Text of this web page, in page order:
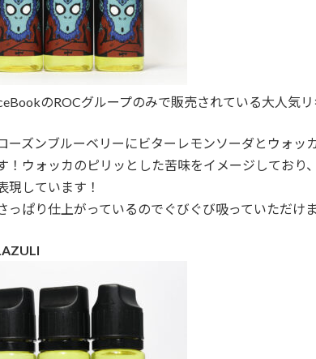
のROCグループのみで販売されている大人気
ーズンブルーベリーにビターレモンソーダとウォッ
！ウォッカのピリッとした苦味をイメージしており
現しています！
っぱり仕上がっているのでぐびぐび吸っていただけ